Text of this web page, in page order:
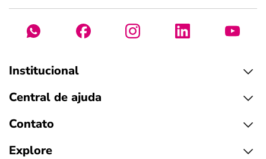
Institucional
Central de ajuda
Contato
Explore